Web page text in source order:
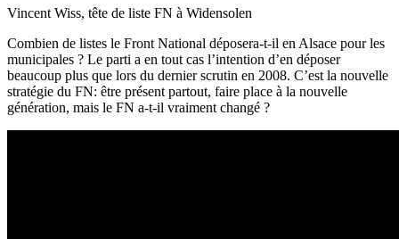
Vincent Wiss, tête de liste FN à Widensolen
Combien de listes le Front National déposera-t-il en Alsace pour les
municipales ? Le parti a en tout cas l’intention d’en déposer
beaucoup plus que lors du dernier scrutin en 2008. C’est la nouvelle
stratégie du FN: être présent partout, faire place à la nouvelle
génération, mais le FN a-t-il vraiment changé ?